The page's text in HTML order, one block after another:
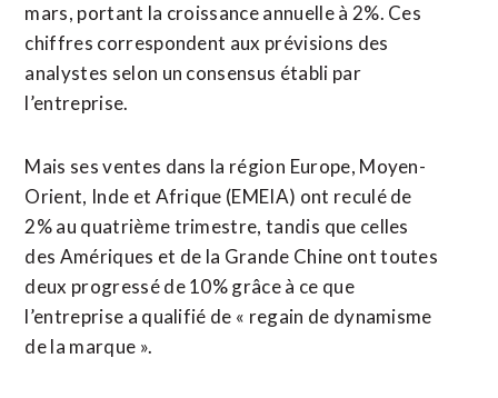
mars, portant la croissance annuelle à 2%. Ces
chiffres correspondent aux prévisions des
analystes selon un consensus établi par
l’entreprise.
Mais ses ventes dans la région ⁠Europe, Moyen-
Orient, Inde et Afrique (EMEIA) ont reculé de
2% au quatrième trimestre, tandis ⁠que celles
des Amériques et de la Grande Chine ont toutes
deux progressé de 10% grâce à ce que
l’entreprise a qualifié de « regain de dynamisme
de la marque ».